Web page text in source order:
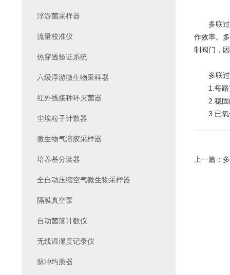
多联过滤
作效率。
制阀门，
多联过
1.每路支
2.稳固的
3.已氧化
上一篇：
浮游菌采样器
流量校准仪
热穿透验证系统
六级浮游微生物采样器
红外线接种环灭菌器
尘埃粒子计数器
微生物气溶胶采样器
培养基分装器
全自动压缩空气微生物采样器
隔膜真空泵
自动菌落计数仪
无线温湿度记录仪
脉冲均质器